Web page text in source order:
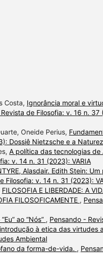
Costa, Ignorância moral e
de Filosofia: v. 16 n.
Oneide Perius,
Dossiê Nietzsche e a
A política das tecnologias
v. 14 n. 31 (2023): VARIA
Alasdair. Edith Stein:
Filosofia: v. 14 n. 31 (2023):
FILOSOFIA E LIBERDADE: A
FILOSOFICAMENTE ,
ao “Nós” , Pensando -
à etica das virtudes
Ambiental
da forma-de-vida. ,